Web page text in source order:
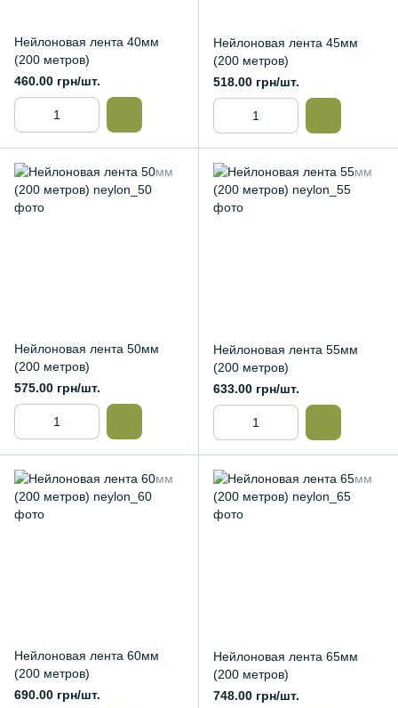
Нейлоновая лента 40мм
(200 метров)
460.00 грн/шт.
Нейлоновая лента 45мм
(200 метров)
518.00 грн/шт.
Нейлоновая лента 50мм
(200 метров)
575.00 грн/шт.
Нейлоновая лента 55мм
(200 метров)
633.00 грн/шт.
Нейлоновая лента 60мм
(200 метров)
690.00 грн/шт.
Нейлоновая лента 65мм
(200 метров)
748.00 грн/шт.